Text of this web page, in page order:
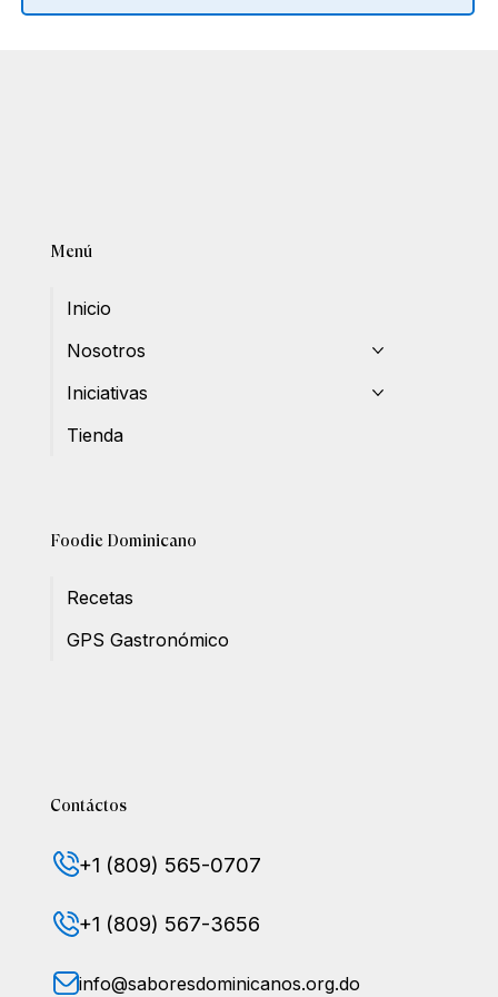
Menú
Inicio
Nosotros
Iniciativas
Tienda
Foodie Dominicano
Recetas
GPS Gastronómico
Contáctos
+1 (809) 565-0707
+1 (809) 567-3656
info@saboresdominicanos.org.do